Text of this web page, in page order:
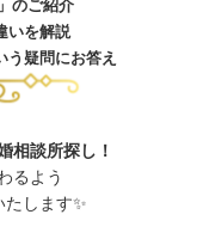
のご紹介
いを解説
う疑問にお答え
相談所探し！
るよう
します✨